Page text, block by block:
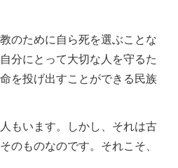
のために自ら死を選ぶことな
分にとって大切な人を守るた
を投げ出すことができる民族
もいます。しかし、それは古
のものなのです。それこそ、